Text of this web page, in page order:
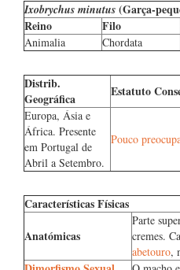
Ixobrychus minutus (Garça-
Reino
Filo
Animalia Chordata
Distrib.
Geográfica
Estatuto
Europa, Ásia e
África. Presente
em Portugal de
Abril a Setembro.
Pouco
Características Físicas
Anatómicas
Parte
cremes.
abetouro,